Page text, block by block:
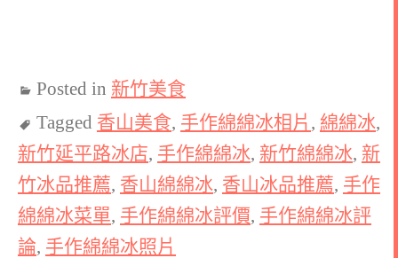
Posted in 新竹美食
Tagged 香山美食, 手作綿綿冰相片 , 綿綿冰,
新竹延平路冰店, 手作綿綿冰, 新竹綿綿冰, 新
竹冰品推薦, 香山綿綿冰, 香山冰品推薦, 手作
綿綿冰菜單, 手作綿綿冰評價, 手作綿綿冰評
論, 手作綿綿冰照片